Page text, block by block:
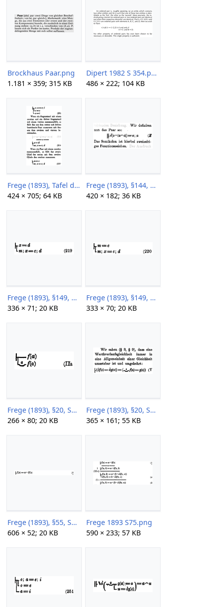
Brockhaus Paar.png
1.181 × 359; 315 KB
Dipert 1982 S 354.png
486 × 222; 104 KB
Frege (1893), Tafel der wichtigeren Lehrsaetze, S248.png
424 × 705; 64 KB
Frege (1893), §144, S179.png
420 × 182; 36 KB
Frege (1893), §149, S185, 219.png
336 × 71; 20 KB
Frege (1893), §149, S185, 220.png
333 × 70; 20 KB
Frege (1893), §20, S35.png
266 × 80; 20 KB
Frege (1893), §20, S36.png
365 × 161; 55 KB
Frege (1893), §55, S75.png
606 × 52; 20 KB
Frege 1893 S75.png
590 × 233; 57 KB